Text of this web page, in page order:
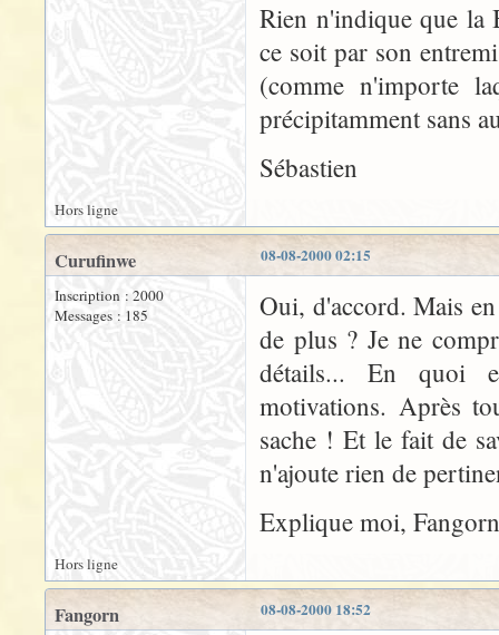
Rien n'indique que la
ce soit par son
(comme n'importe
précipitamment sans
Sébastien
Hors ligne
08-08-2000 02:15
Curufinwe
Inscription : 2000
Messages : 185
Oui, d'accord. Mais
de plus ? Je ne
détails... En quoi
motivations. Après
sache ! Et le fait de
n'ajoute rien de
Explique moi,
Hors ligne
08-08-2000 18:52
Fangorn